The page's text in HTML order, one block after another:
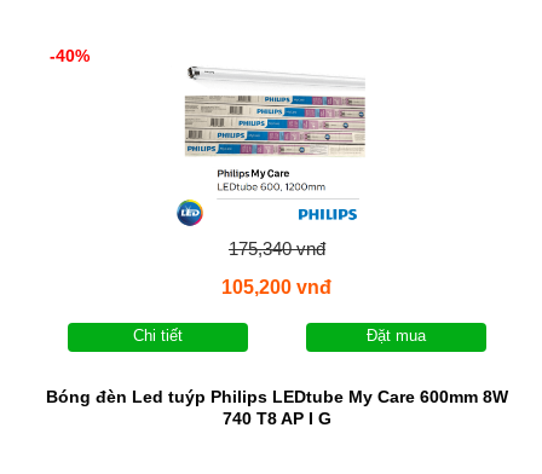
-40%
175,340 vnđ
105,200 vnđ
Chi tiết Đặt mua
Bóng đèn Led tuýp Philips LEDtube My Care 600mm 8W
740 T8 AP I G